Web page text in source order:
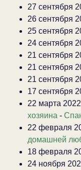
27 сентября
26 сентября
25 сентября
24 сентября
21 сентября
21 сентября
21 сентября
17 сентября
22 марта
хозяина -
22 февраля
домашней
18 февраля
24 ноября